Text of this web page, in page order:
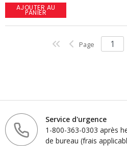
AJOUTER AU
PANIER
Page
Service d'urgence
1-800-363-0303 après
de bureau (frais